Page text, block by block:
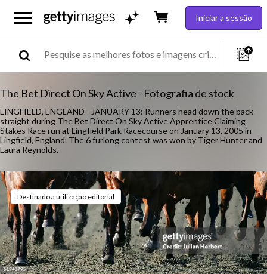
Iniciar a sessão
The Bet Direct On Sky Active - Fotografia de stock
LINGFIELD, ENGLAND - JANUARY 13: Runners head down the back
straight during The Bet Direct On Sky Active Apprentice Claiming
Stakes Race run at Lingfield Park Racecourse on January 13, 2005 in
Lingfield, England. The 6 furlong contest was won by Tiger Hunter and
Laura Reynolds.
Destinado a utilização editorial